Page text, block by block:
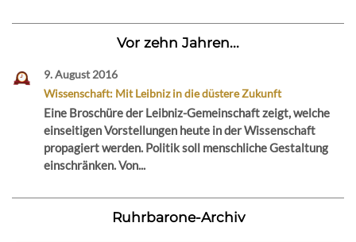
Vor zehn Jahren...
9. August 2016
Wissenschaft: Mit Leibniz in die düstere Zukunft
Eine Broschüre der Leibniz-Gemeinschaft zeigt, welche
einseitigen Vorstellungen heute in der Wissenschaft
propagiert werden. Politik soll menschliche Gestaltung
einschränken. Von...
Ruhrbarone-Archiv